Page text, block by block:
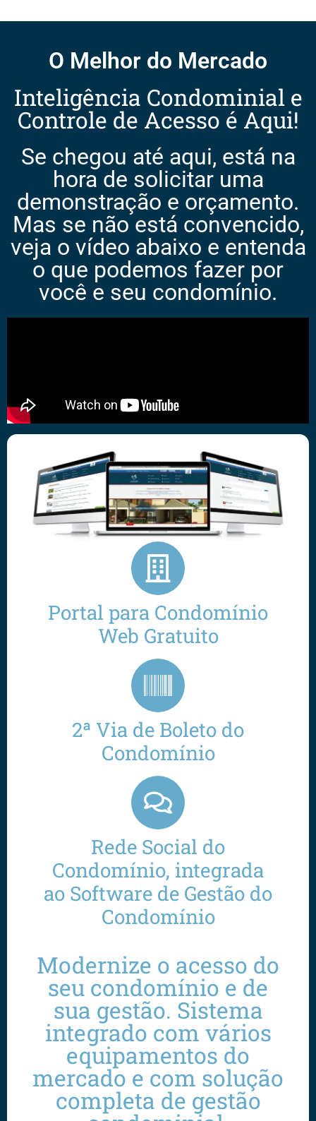
O Melhor do Mercado
Inteligência Condominial e
Controle de Acesso é Aqui!
Se chegou até aqui, está na
hora de solicitar uma
demonstração e orçamento.
Mas se não está convencido,
veja o vídeo abaixo e entenda
o que podemos fazer por
você e seu condomínio.
Portal para Condomínio
Web Gratuito
2ª Via de Boleto do
Condomínio
Rede Social do
Condomínio, integrada
ao Software de Gestão do
Condomínio
Modernize o acesso do
seu condomínio e de
sua gestão. Sistema
integrado com vários
equipamentos do
mercado e com solução
completa de gestão